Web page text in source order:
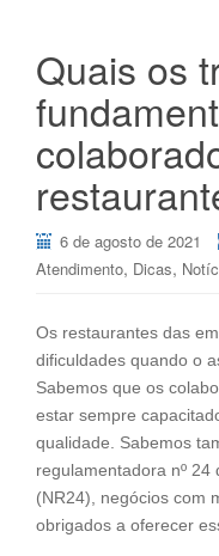
Quais os
6 de agosto de 2021
Atendimento, Dicas,
Os restaurantes das
dificuldades quando o
Sabemos que os
estar sempre
qualidade. Sabemos
regulamentadora nº
(NR24), negócios com
obrigados a oferecer